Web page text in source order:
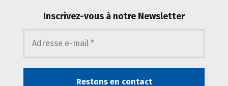
Inscrivez-vous à notre Newsletter